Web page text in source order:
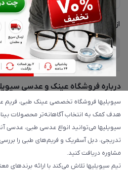
لیست محصولات
درباره ما
پشتیبانی واتساپ 09397003162
از جدید‌ترین تخفیف‌ها با‌ خبر شوید
درباره فروشگاه عینک و عدسی
سیویلیها فروشگاه تخصصی عینک طبی،
هدف کمک به انتخاب آگاهانه‌تر محصولات
سیویلیها می‌توانید انواع عدسی طبی، عدسی
تدریجی، دبل آسفریک و فریم‌های طبی را
مشاوره دریافت کنید.
تیم سیویلیها تلاش می‌کند با ارائه برندهای